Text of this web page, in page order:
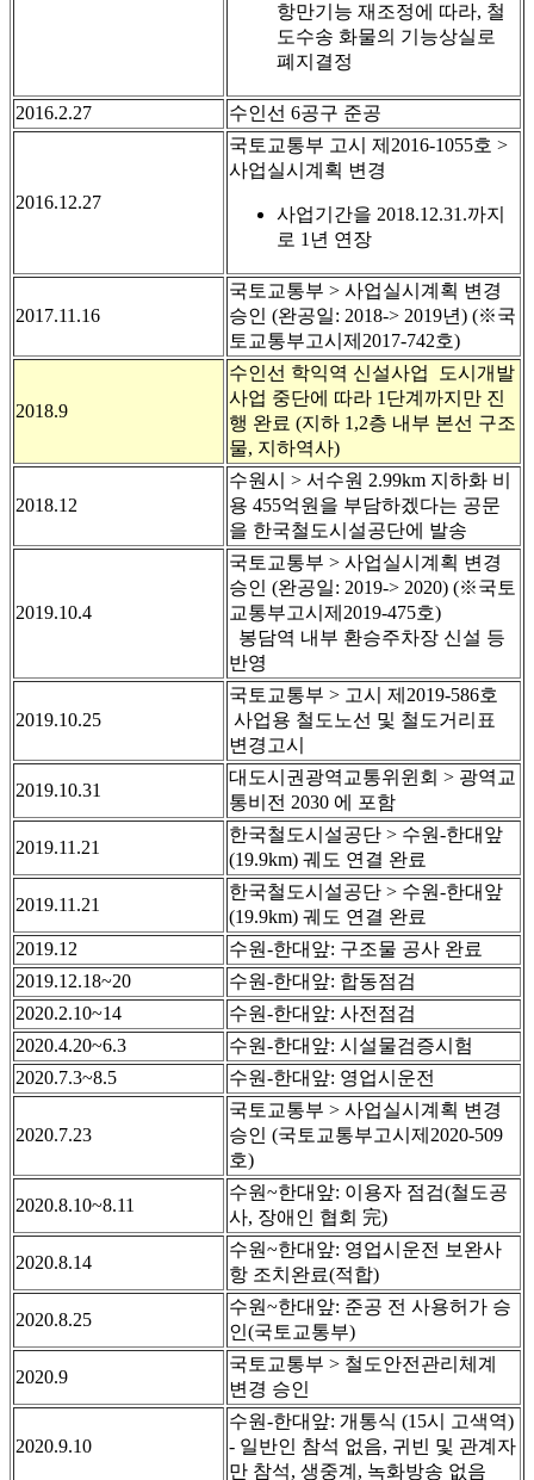
항만기능 재조정에 따라, 철
도수송 화물의 기능상실로
폐지결정
2016.2.27 수인선 6공구 준공
2016.12.27
국토교통부 고시 제2016-1055호 >
사업실시계획 변경
사업기간을 2018.12.31.까지
로 1년 연장
2017.11.16
국토교통부 > 사업실시계획 변경
승인 (완공일: 2018-> 2019년) (※국
토교통부고시제2017-742호)
2018.9
수인선 학익역 신설사업 도시개발
사업 중단에 따라 1단계까지만 진
행 완료 (지하 1,2층 내부 본선 구조
물, 지하역사)
2018.12
수원시 > 서수원 2.99km 지하화 비
용 455억원을 부담하겠다는 공문
을 한국철도시설공단에 발송
2019.10.4
국토교통부 > 사업실시계획 변경
승인 (완공일: 2019-> 2020) (※국토
교통부고시제2019-475호)
봉담역 내부 환승주차장 신설 등
반영
2019.10.25
국토교통부 > 고시 제2019-586호
사업용 철도노선 및 철도거리표
변경고시
2019.10.31
대도시권광역교통위윈회 > 광역교
통비전 2030 에 포함
2019.11.21
한국철도시설공단 > 수원-한대앞
(19.9km) 궤도 연결 완료
2019.11.21
한국철도시설공단 > 수원-한대앞
(19.9km) 궤도 연결 완료
2019.12
수원-한대앞: 구조물 공사 완료
2019.12.18~20
수원-한대앞: 합동점검
2020.2.10~14
수원-한대앞: 사전점검
2020.4.20~6.3
수원-한대앞: 시설물검증시험
2020.7.3~8.5
수원-한대앞: 영업시운전
2020.7.23
국토교통부 > 사업실시계획 변경
승인 (국토교통부고시제2020-509
호)
2020.8.10~8.11
수원~한대앞: 이용자 점검(철도공
사, 장애인 협회 完)
2020.8.14
수원~한대앞: 영업시운전 보완사
항 조치완료(적합)
2020.8.25
수원~한대앞: 준공 전 사용허가 승
인(국토교통부)
2020.9
국토교통부 > 철도안전관리체계
변경 승인
2020.9.10
수원-한대앞: 개통식 (15시 고색역)
- 일반인 참석 없음, 귀빈 및 관계자
만 참석, 생중계, 녹화방송 없음